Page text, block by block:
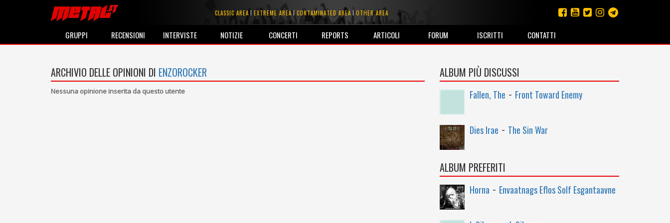
CLASSIC AREA EXTREME AREA CONTAMINATED AREA OTHER AREA
GRUPPI RECENSIONI INTERVISTE NOTIZIE CONCERTI REPORTS ARTICOLI FORUM ISCRITTI CONTATTI
ARCHIVIO DELLE OPINIONI DI ENZOROCKER
Nessuna opinione inserita da questo utente
ALBUM PIÙ DISCUSSI
Fallen, The - Front Toward Enemy
Dies Irae - The Sin War
ALBUM PREFERITI
Horna - Envaatnags Eflos Solf Esgantaavne